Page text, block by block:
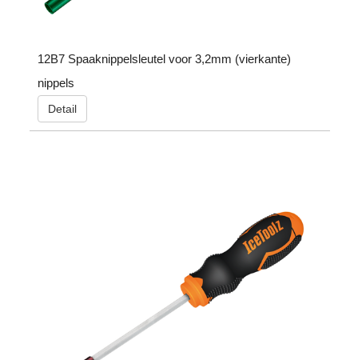
12B7 Spaaknippelsleutel voor 3,2mm (vierkante)
nippels
Detail